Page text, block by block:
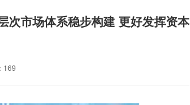
次市场体系稳步构建 更好发挥资本
169